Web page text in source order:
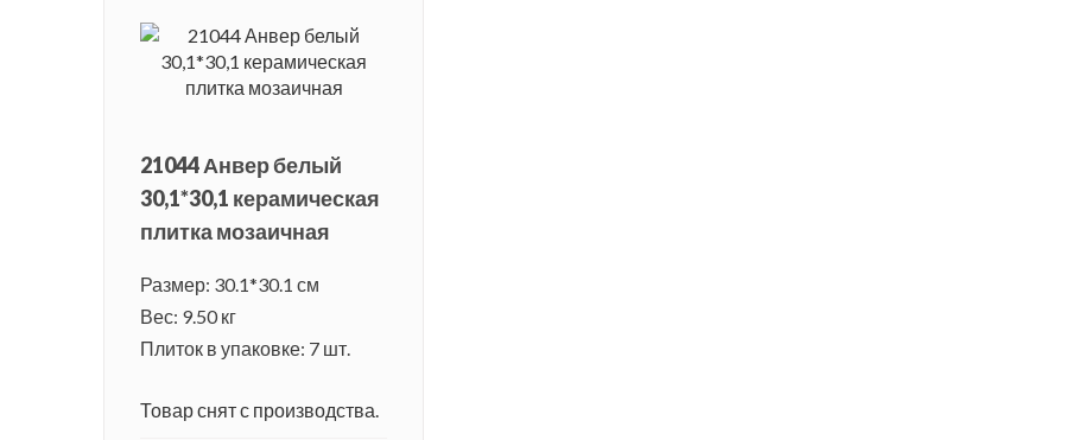
21044 Анвер белый
30,1*30,1 керамическая
плитка мозаичная
Размер: 30.1*30.1 см
Вес: 9.50 кг
Плиток в упаковке: 7 шт.
Товар снят с производства.